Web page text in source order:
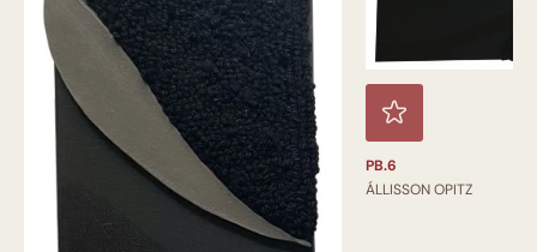
PB.6
ÁLLISSON OPITZ